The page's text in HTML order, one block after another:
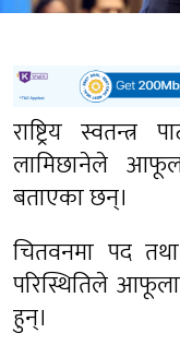
राष्ट्रिय स्वतन्त्र
लामिछानेले
बताएका छन्।
चितवनमा पद
परिस्थितिले
हुन्।